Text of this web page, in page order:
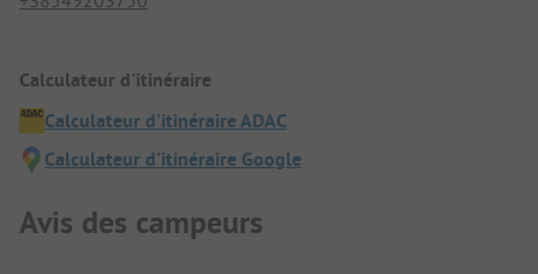
Calculateur d'itinéraire
Calculateur d'itinéraire ADAC
Calculateur d'itinéraire Google
Avis des campeurs